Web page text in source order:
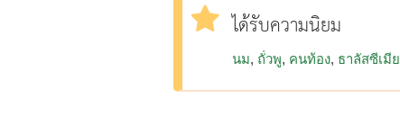
ได้รับความนิยม
นม ถั่วพู คนท้อง ธาลัสซีเมีย